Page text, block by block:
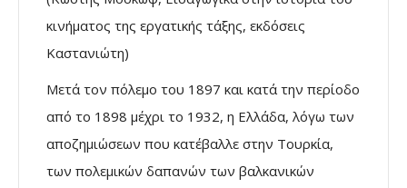
κινήµατος της εργατικής τάξης, εκδόσεις
Καστανιώτη)
Μετά τον πόλεµο του 1897 και κατά την περίοδο
από το 1898 µέχρι το 1932, η Ελλάδα, λόγω των
αποζηµιώσεων που κατέβαλλε στην Τουρκία,
των πολεµικών δαπανών των βαλκανικών